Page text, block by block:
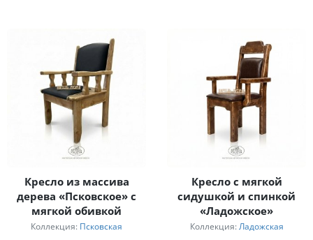
Кресло из массива
дерева «Псковское» с
мягкой обивкой
Коллекция: Псковская
Кресло с мягкой
сидушкой и спинкой
«Ладожское»
Коллекция: Ладожская